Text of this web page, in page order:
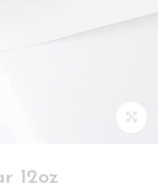
12oz